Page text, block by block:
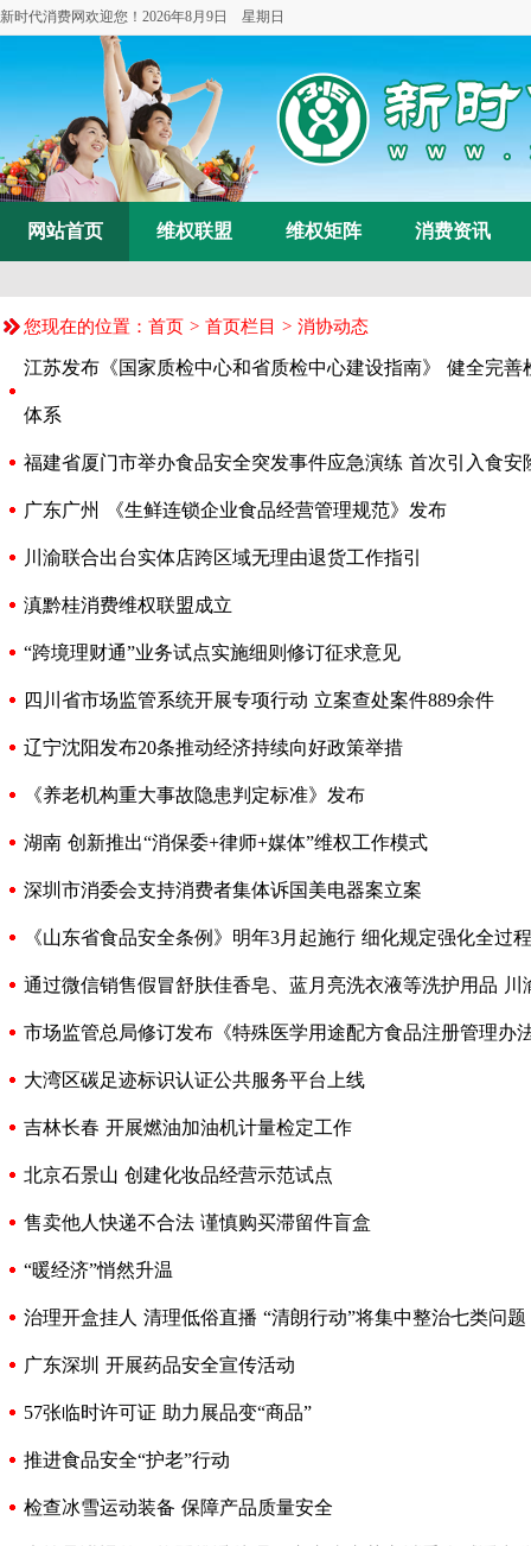
新时代消费网欢迎您！ 2026年8月9日 星期日
网站首页 维权联盟 维权矩阵 消费资讯
您现在的位置： 首页 > 首页栏目 > 消协动态
江苏发布《国家质检中心和省质检中心建设指南》 健全完
体系
福建省厦门市举办食品安全突发事件应急演练 首次引入食安
广东广州 《生鲜连锁企业食品经营管理规范》发布
川渝联合出台实体店跨区域无理由退货工作指引
滇黔桂消费维权联盟成立
“跨境理财通”业务试点实施细则修订征求意见
四川省市场监管系统开展专项行动 立案查处案件889余件
辽宁沈阳发布20条推动经济持续向好政策举措
《养老机构重大事故隐患判定标准》发布
湖南 创新推出“消保委+律师+媒体”维权工作模式
深圳市消委会支持消费者集体诉国美电器案立案
《山东省食品安全条例》明年3月起施行 细化规定强化全过
通过微信销售假冒舒肤佳香皂、蓝月亮洗衣液等洗护用品
市场监管总局修订发布《特殊医学用途配方食品注册管理办
大湾区碳足迹标识认证公共服务平台上线
吉林长春 开展燃油加油机计量检定工作
北京石景山 创建化妆品经营示范试点
售卖他人快递不合法 谨慎购买滞留件盲盒
“暖经济”悄然升温
治理开盒挂人 清理低俗直播 “清朗行动”将集中整治七类问题
广东深圳 开展药品安全宣传活动
57张临时许可证 助力展品变“商品”
推进食品安全“护老”行动
检查冰雪运动装备 保障产品质量安全